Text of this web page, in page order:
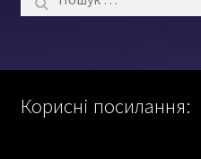
Корисні посилання: